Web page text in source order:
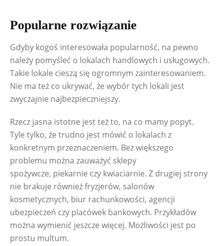
Popularne rozwiązanie
Gdyby kogoś interesowała popularność, na pewno
należy pomyśleć o lokalach handlowych i usługowych.
Takie lokale cieszą się ogromnym zainteresowaniem.
Nie ma też co ukrywać, że wybór tych lokali jest
zwyczajnie najbezpieczniejszy.
Rzecz jasna istotne jest też to, na co mamy popyt.
Tyle tylko, że trudno jest mówić o lokalach z
konkretnym przeznaczeniem. Bez większego
problemu można zauważyć sklepy
spożywcze, piekarnie czy kwiaciarnie. Z drugiej strony
nie brakuje również fryzjerów, salonów
kosmetycznych, biur rachunkowości, agencji
ubezpieczeń czy placówek bankowych. Przykładów
można wymienić jeszcze więcej. Możliwości jest po
prostu multum.